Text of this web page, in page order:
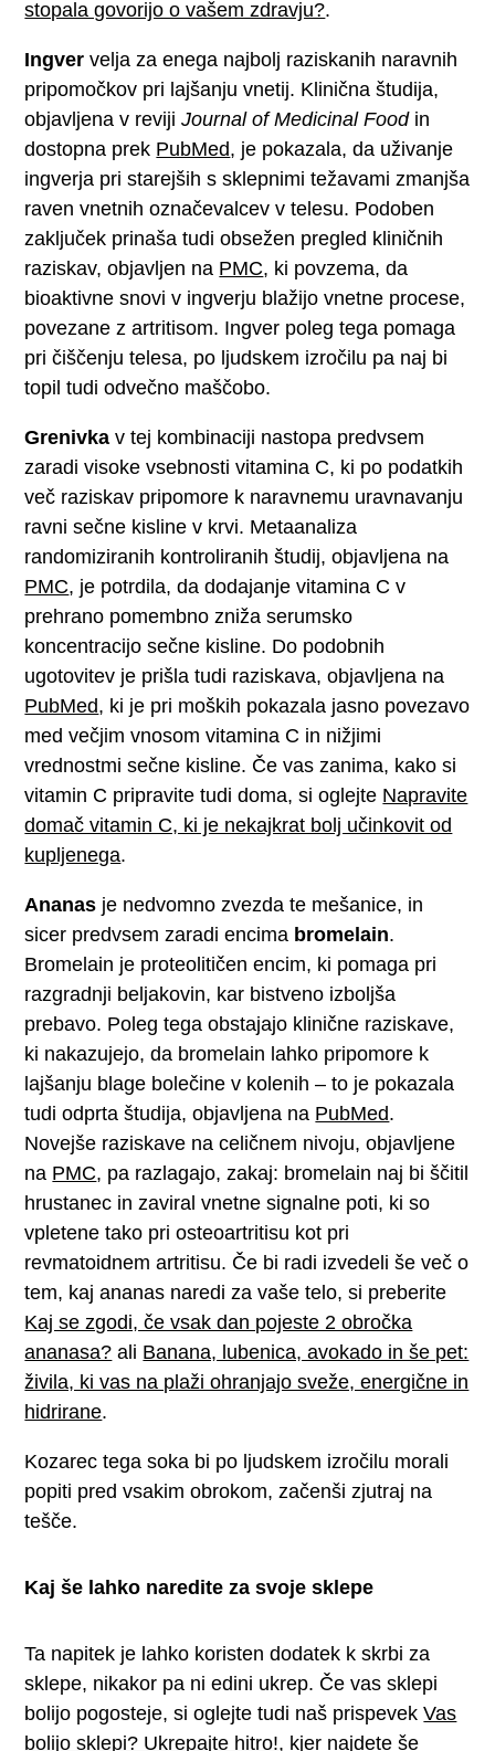
stopala govorijo o vašem zdravju?.
Ingver velja za enega najbolj raziskanih naravnih
pripomočkov pri lajšanju vnetij. Klinična študija,
objavljena v revijiJournal of Medicinal Foodin
dostopna prek PubMed, je pokazala, da uživanje
ingverja pri starejših s sklepnimi težavami zmanjša
raven vnetnih označevalcev v telesu. Podoben
zaključek prinaša tudi obsežen pregled kliničnih
raziskav, objavljen na PMC, ki povzema, da
bioaktivne snovi v ingverju blažijo vnetne procese,
povezane z artritisom. Ingver poleg tega pomaga
pri čiščenju telesa, po ljudskem izročilu pa naj bi
topil tudi odvečno maščobo.
Grenivka v tej kombinaciji nastopa predvsem
zaradi visoke vsebnosti vitamina C, ki po podatkih
več raziskav pripomore k naravnemu uravnavanju
ravni sečne kisline v krvi. Metaanaliza
randomiziranih kontroliranih študij, objavljena na
PMC, je potrdila, da dodajanje vitamina C v
prehrano pomembno zniža serumsko
koncentracijo sečne kisline. Do podobnih
ugotovitev je prišla tudi raziskava, objavljena na
PubMed, ki je pri moških pokazala jasno povezavo
med večjim vnosom vitamina C in nižjimi
vrednostmi sečne kisline. Če vas zanima, kako si
vitamin C pripravite tudi doma, si oglejte Napravite
domač vitamin C, ki je nekajkrat bolj učinkovit od
kupljenega.
Ananas je nedvomno zvezda te mešanice, in
sicer predvsem zaradi encima bromelain.
Bromelain je proteolitičen encim, ki pomaga pri
razgradnji beljakovin, kar bistveno izboljša
prebavo. Poleg tega obstajajo klinične raziskave,
ki nakazujejo, da bromelain lahko pripomore k
lajšanju blage bolečine v kolenih – to je pokazala
tudi odprta študija, objavljena na PubMed.
Novejše raziskave na celičnem nivoju, objavljene
na PMC, pa razlagajo, zakaj: bromelain naj bi ščitil
hrustanec in zaviral vnetne signalne poti, ki so
vpletene tako pri osteoartritisu kot pri
revmatoidnem artritisu. Če bi radi izvedeli še več o
tem, kaj ananas naredi za vaše telo, si preberite
Kaj se zgodi, če vsak dan pojeste 2 obročka
ananasa? ali Banana, lubenica, avokado in še pet:
živila, ki vas na plaži ohranjajo sveže, energične in
hidrirane.
Kozarec tega soka bi po ljudskem izročilu morali
popiti pred vsakim obrokom, začenši zjutraj na
tešče.
Kaj še lahko naredite za svoje sklepe
Ta napitek je lahko koristen dodatek k skrbi za
sklepe, nikakor pa ni edini ukrep. Če vas sklepi
bolijo pogosteje, si oglejte tudi naš prispevekVas
bolijo sklepi? Ukrepajte hitro!, kjer najdete še